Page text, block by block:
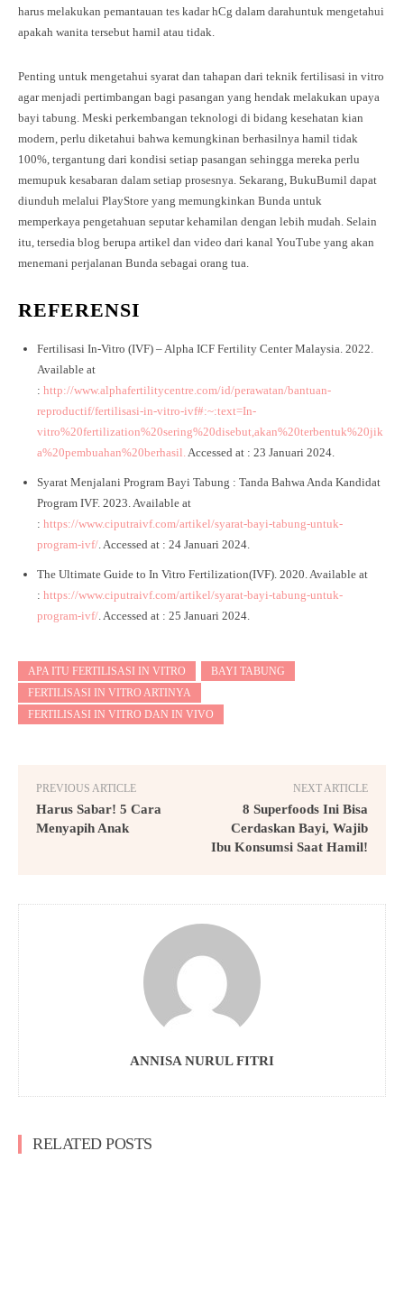
harus melakukan pemantauan tes kadar hCg dalam darahuntuk mengetahui
apakah wanita tersebut hamil atau tidak.
Penting untuk mengetahui syarat dan tahapan dari teknik fertilisasi in vitro
agar menjadi pertimbangan bagi pasangan yang hendak melakukan upaya
bayi tabung. Meski perkembangan teknologi di bidang kesehatan kian
modern, perlu diketahui bahwa kemungkinan berhasilnya hamil tidak
100%, tergantung dari kondisi setiap pasangan sehingga mereka perlu
memupuk kesabaran dalam setiap prosesnya. Sekarang, BukuBumil dapat
diunduh melalui PlayStore yang memungkinkan Bunda untuk
memperkaya pengetahuan seputar kehamilan dengan lebih mudah. Selain
itu, tersedia blog berupa artikel dan video dari kanal YouTube yang akan
menemani perjalanan Bunda sebagai orang tua.
REFERENSI
Fertilisasi In-Vitro (IVF) – Alpha ICF Fertility Center Malaysia. 2022.
Available at
: http://www.alphafertilitycentre.com/id/perawatan/bantuan-
reproductif/fertilisasi-in-vitro-ivf#:~:text=In-
vitro%20fertilization%20sering%20disebut,akan%20terbentuk%20jik
a%20pembuahan%20berhasil.Accessed at : 23 Januari 2024.
Syarat Menjalani Program Bayi Tabung : Tanda Bahwa Anda Kandidat
Program IVF. 2023. Available at
: https://www.ciputraivf.com/artikel/syarat-bayi-tabung-untuk-
program-ivf/. Accessed at : 24 Januari 2024.
The Ultimate Guide to In Vitro Fertilization(IVF). 2020. Available at
: https://www.ciputraivf.com/artikel/syarat-bayi-tabung-untuk-
program-ivf/. Accessed at : 25 Januari 2024.
APA ITU FERTILISASI IN VITRO
BAYI TABUNG
FERTILISASI IN VITRO ARTINYA
FERTILISASI IN VITRO DAN IN VIVO
PREVIOUS ARTICLE
Harus Sabar! 5 Cara
Menyapih Anak
NEXT ARTICLE
8 Superfoods Ini Bisa
Cerdaskan Bayi, Wajib
Ibu Konsumsi Saat Hamil!
ANNISA NURUL FITRI
RELATED POSTS